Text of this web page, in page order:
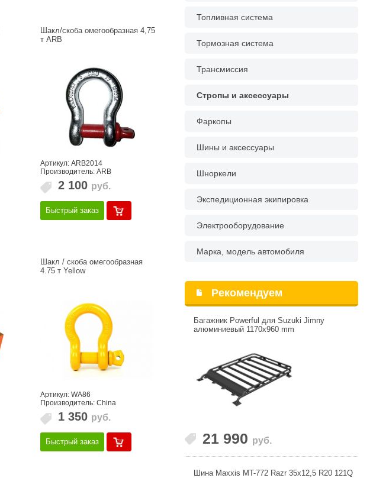
Шакл/скоба омегообразная 4,75
т ARB
Артикул: ARB2014
Производитель: ARB
2 100 руб.
Быстрый заказ
Шакл / скоба омегообразная
4.75 т Yellow
Артикул: WA86
Производитель: China
1 350 руб.
Быстрый заказ
Топливная система
Тормозная система
Трансмиссия
Стропы и аксессуары
Фаркопы
Шины и аксессуары
Шноркели
Экспедиционная экипировка
Электрооборудование
Марка, модель автомобиля
Рекомендуем
Багажник Powerful для Suzuki Jimny
алюминиевый 1170х960 mm
21 990 руб.
Шина Maxxis MT-772 Razr 35x12,5 R20 121Q